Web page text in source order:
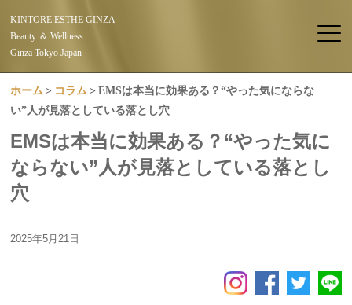
KINTORE ESTHE GINZA
Beauty ＆ Wellness
Ginza Tokyo Japan
ホーム コラム
EMSは本当に効果ある？“やった気にならな
い”人が見落としている落とし穴
EMSは本当に効果ある？“やった気に
ならない”人が見落としている落とし
穴
2025年5月21日